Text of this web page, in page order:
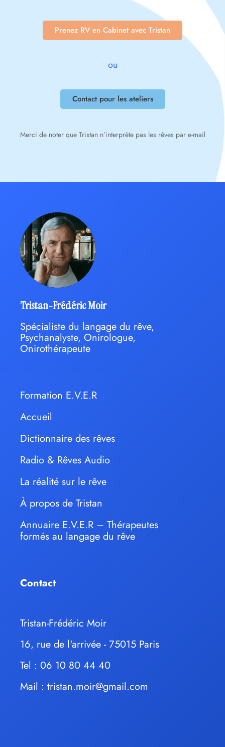
Prenez RV en Cabinet avec Tristan
ou
Contact pour les ateliers
Merci de noter que Tristan n’interprète pas les rêves par e-mail
Tristan-Frédéric Moir
Spécialiste du langage du rêve,
Psychanalyste, Onirologue,
Onirothérapeute
Formation E.V.E.R
Accueil
Dictionnaire des rêves
Radio & Rêves Audio
La réalité sur le rêve
À propos de Tristan
Annuaire E.V.E.R – Thérapeutes
formés au langage du rêve
Contact
Tristan-Frédéric Moir
16, rue de l'arrivée - 75015 Paris
Tel : 06 10 80 44 40
Mail : tristan.moir@gmail.com